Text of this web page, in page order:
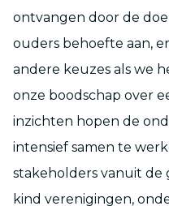
ontvangen door de
ouders behoefte aan,
andere keuzes als we
onze boodschap over
inzichten hopen de
intensief samen te
stakeholders vanuit de
kind verenigingen,